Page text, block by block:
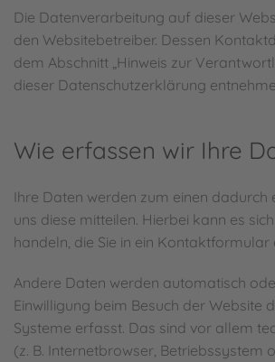
Die Datenverarbeitung auf dieser
den Websitebetreiber. Dessen
dem Abschnitt „Hinweis zur
dieser Datenschutzerklärung
Wie erfassen wir Ihre
Ihre Daten werden zum einen dadurch
uns diese mitteilen. Hierbei kann es
handeln, die Sie in ein Kontaktformular
Andere Daten werden automatisch
Einwilligung beim Besuch der Website
Systeme erfasst. Das sind vor allem
(z. B. Internetbrowser, Betriebssystem